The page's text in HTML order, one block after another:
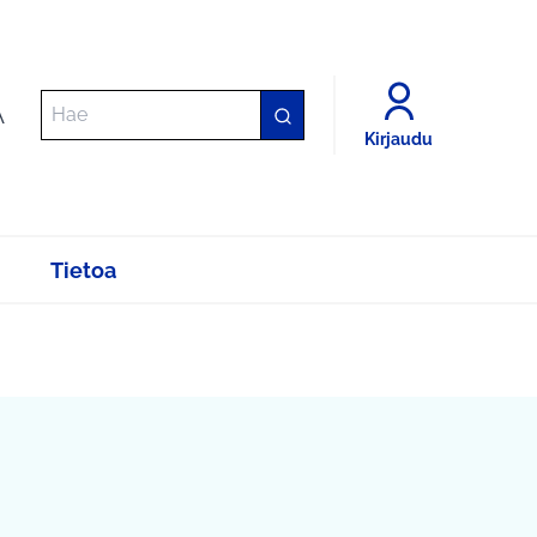
Kirjaudu
Tietoa